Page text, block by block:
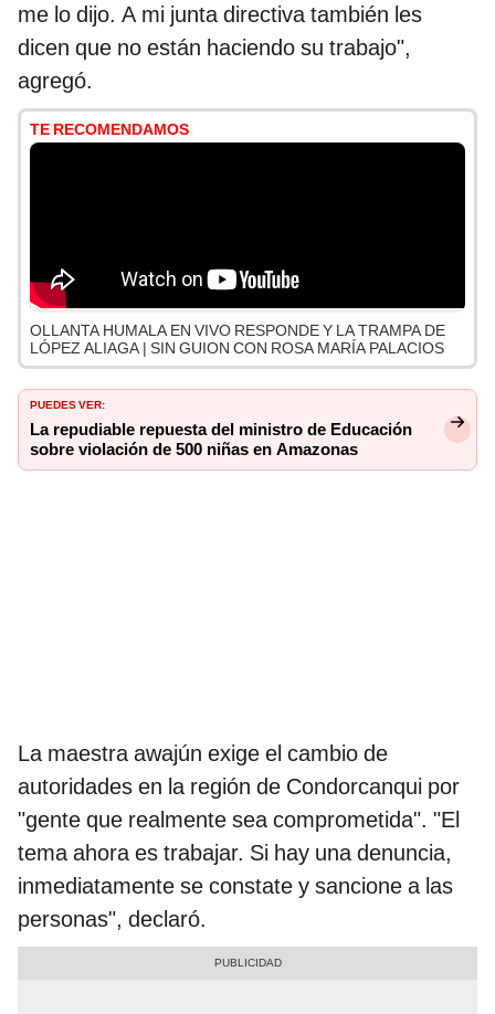
me lo dijo. A mi junta directiva también les
dicen que no están haciendo su trabajo",
agregó.
TE RECOMENDAMOS
OLLANTA HUMALA EN VIVO RESPONDE Y LA TRAMPA DE
LÓPEZ ALIAGA | SIN GUION CON ROSA MARÍA PALACIOS
PUEDES VER:
La repudiable repuesta del ministro de Educación
sobre violación de 500 niñas en Amazonas
La maestra awajún exige el cambio de
autoridades en la región de Condorcanqui por
"gente que realmente sea comprometida". "El
tema ahora es trabajar. Si hay una denuncia,
inmediatamente se constate y sancione a las
personas", declaró.